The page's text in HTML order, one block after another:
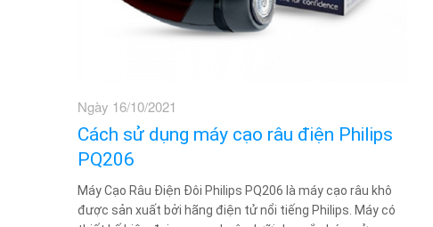
Ngày 16/10/2021
Cách sử dụng máy cạo râu điện Philips
PQ206
Máy Cạo Râu Điện Đôi Philips PQ206 là máy cạo râu khô
được sản xuất bởi hãng điện tử nổi tiếng Philips. Máy có